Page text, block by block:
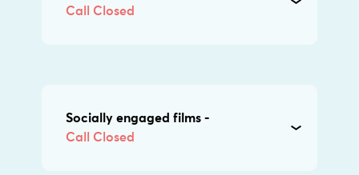
Call Closed
Socially engaged films -
Call Closed